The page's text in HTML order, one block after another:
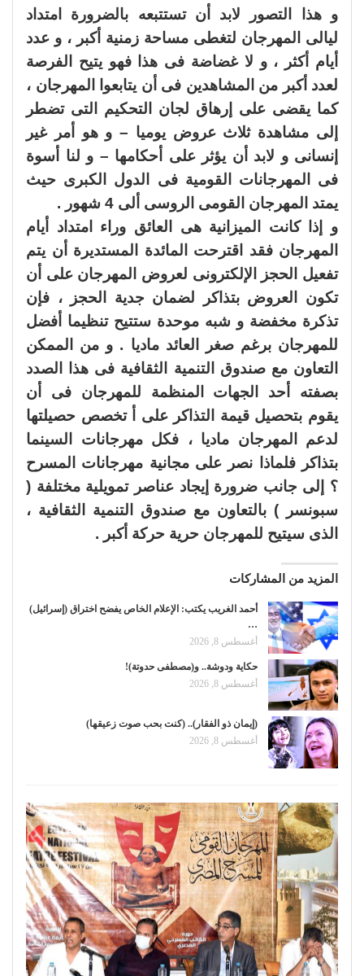
و هذا التصور لابد أن تستتبعه بالضرورة امتداد
ليالى المهرجان لتغطى مساحة زمنية أكبر ، و عدد
أيام أكثر ، و لا غضاضة فى هذا فهو يتيح الفرصة
لعدد أكبر من المشاهدين فى أن يتابعوا المهرجان ،
كما يقضى على إرهاق لجان التحكيم التى تضطر
إلى مشاهدة ثلاث عروض يوميا – و هو أمر غير
إنسانى و لابد أن يؤثر على أحكامها – و لنا أسوة
فى المهرجانات القومية فى الدول الكبرى حيث
يمتد المهرجان القومى الروسى ألى 4 شهور .
و إذا كانت الميزانية هى العائق وراء امتداد أيام
المهرجان فقد اقترحت المائدة المستديرة أن يتم
تفعيل الحجز الإلكترونى لعروض المهرجان على أن
تكون العروض بتذاكر لضمان جدية الحجز ، فإن
تذكرة مخفضة و شبه موحدة ستتيح تنظيما أفضل
للمهرجان برغم صغر العائد ماديا . و من الممكن
التعاون مع صندوق التنمية الثقافية فى هذا الصدد
بصفته أحد الجهات المنظمة للمهرجان فى أن
يقوم بتحصيل قيمة التذاكر على أ تخصص حصيلتها
لدعم المهرجان ماديا ، فكل مهرجانات السينما
بتذاكر فلماذا نصر على مجانية مهرجانات المسرح
؟ إلى جانب ضرورة إيجاد عناصر تمويلية مختلفة (
سبونسر ) بالتعاون مع صندوق التنمية الثقافية ،
الذى سيتيح للمهرجان حرية حركة أكبر .
المزيد من المشاركات
أحمد الغريب يكتب: الإعلام الخاص يفضح اختراق (إسرائيل)
…
أغسطس 8, 2026
حكاية ودوشة.. و(مصطفى حدوتة)!
أغسطس 8, 2026
(إيمان ذو الفقار).. (كنت بحب صوت زعيقها)
أغسطس 8, 2026